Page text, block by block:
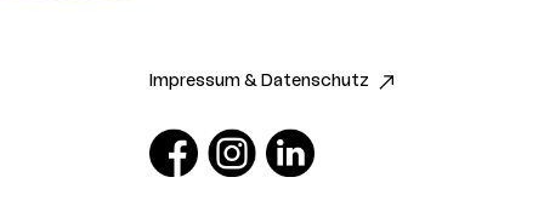
Impressum & Datenschutz